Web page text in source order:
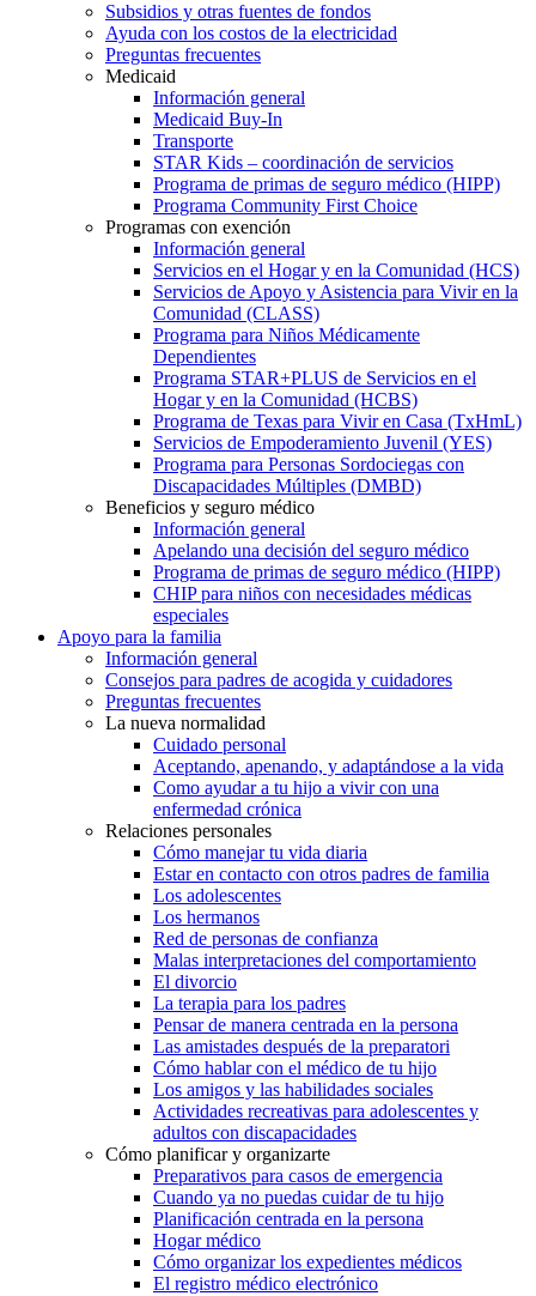
Subsidios y otras fuentes de fondos
Ayuda con los costos de la electricidad
Preguntas frecuentes
Medicaid
Información general
Medicaid Buy-In
Transporte
STAR Kids – coordinación de servicios
Programa de primas de seguro médico (HIPP)
Programa Community First Choice
Programas con exención
Información general
Servicios en el Hogar y en la Comunidad (HCS)
Servicios de Apoyo y Asistencia para Vivir en la
Comunidad (CLASS)
Programa para Niños Médicamente
Dependientes
Programa STAR+PLUS de Servicios en el
Hogar y en la Comunidad (HCBS)
Programa de Texas para Vivir en Casa (TxHmL)
Servicios de Empoderamiento Juvenil (YES)
Programa para Personas Sordociegas con
Discapacidades Múltiples (DMBD)
Beneficios y seguro médico
Información general
Apelando una decisión del seguro médico
Programa de primas de seguro médico (HIPP)
CHIP para niños con necesidades médicas
especiales
Apoyo para la familia
Información general
Consejos para padres de acogida y cuidadores
Preguntas frecuentes
La nueva normalidad
Cuidado personal
Aceptando, apenando, y adaptándose a la vida
Como ayudar a tu hijo a vivir con una
enfermedad crónica
Relaciones personales
Cómo manejar tu vida diaria
Estar en contacto con otros padres de familia
Los adolescentes
Los hermanos
Red de personas de confianza
Malas interpretaciones del comportamiento
El divorcio
La terapia para los padres
Pensar de manera centrada en la persona
Las amistades después de la preparatori
Cómo hablar con el médico de tu hijo
Los amigos y las habilidades sociales
Actividades recreativas para adolescentes y
adultos con discapacidades
Cómo planificar y organizarte
Preparativos para casos de emergencia
Cuando ya no puedas cuidar de tu hijo
Planificación centrada en la persona
Hogar médico
Cómo organizar los expedientes médicos
El registro médico electrónico